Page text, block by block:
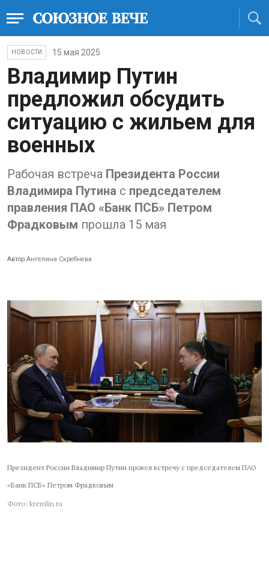
НОВОСТИ 15 мая 2025
Владимир Путин
предложил обсудить
ситуацию с жильем для
военных
Рабочая встреча Президента России
Владимира Путина с председателем
правления ПАО «Банк ПСБ» Петром
Фрадковым прошла 15 мая
Автор Ангелина Скребнева
Президент России Владимир Путин провел встречу с председателем ПАО
«Банк ПСБ» Петром Фрадковым
Фото: kremlin.ru